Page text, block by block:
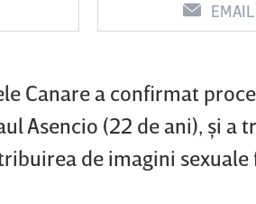
EMAIL
Canare a confirmat
Asencio (22 de ani), şi a
de imagini sexuale